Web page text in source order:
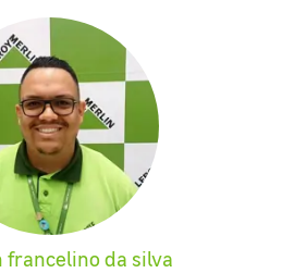
francelino da silva